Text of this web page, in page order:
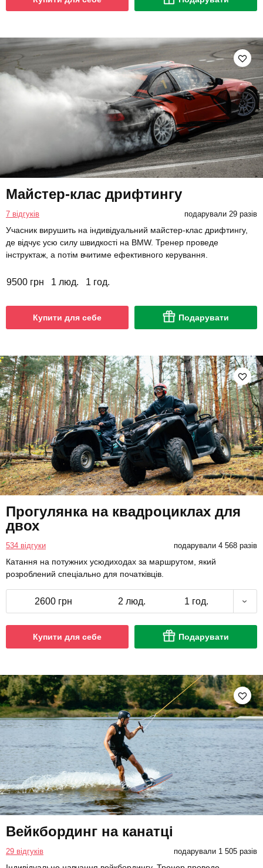
Майстер-клас дрифтингу
7 відгуків подарували 29 разів
Учасник вирушить на індивідуальний майстер-клас дрифтингу,
де відчує усю силу швидкості на BMW. Тренер проведе
інструктаж, а потім вчитиме ефективного керування.
9500 грн 1 люд. 1 год.
Купити для себе Подарувати
Прогулянка на квадроциклах для
двох
534 відгуки подарували 4 568 разів
Катання на потужних усюдиходах за маршрутом, який
розроблений спеціально для початківців.
2600 грн 2 люд. 1 год.
Купити для себе Подарувати
Вейкбординг на канатці
29 відгуків подарували 1 505 разів